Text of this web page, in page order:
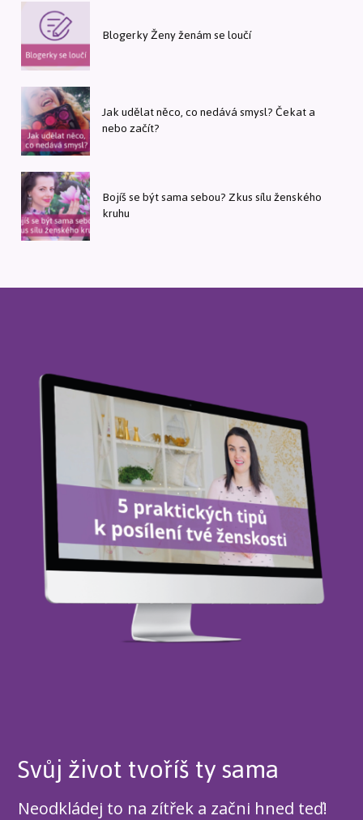
Blogerky Ženy ženám se loučí
Jak udělat něco, co nedává smysl? Čekat a
nebo začít?
Bojíš se být sama sebou? Zkus sílu ženského
kruhu
Svůj život tvoříš ty sama
Neodkládej to na zítřek a začni hned teď!